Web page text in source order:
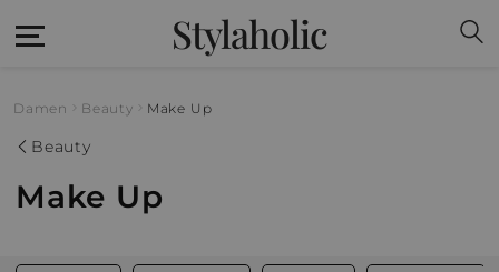
Stylaholic
Damen Beauty Make Up
Beauty
Make Up